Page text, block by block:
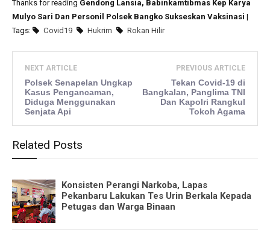
Thanks for reading Gendong Lansia, Babinkamtibmas Kep Karya
Mulyo Sari Dan Personil Polsek Bangko Sukseskan Vaksinasi |
Tags:
Covid19 Hukrim Rokan Hilir
NEXT ARTICLE
Polsek Senapelan Ungkap
Kasus Pengancaman,
Diduga Menggunakan
Senjata Api
PREVIOUS ARTICLE
Tekan Covid-19 di
Bangkalan, Panglima TNI
Dan Kapolri Rangkul
Tokoh Agama
Related Posts
Konsisten Perangi Narkoba, Lapas
Pekanbaru Lakukan Tes Urin Berkala Kepada
Petugas dan Warga Binaan